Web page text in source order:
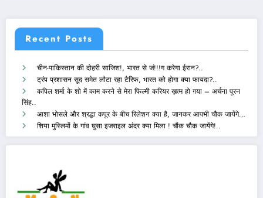
Recent Posts
चीन-पाकिस्तान की दोहरी साजिश!, भारत से जं!!!ग करेगा ईरान?..
ट्रंप प्रशासन सूद समेत लौटा रहा टैरिफ, भारत को होगा क्या फायदा?..
कपिल शर्मा के शो में काम करने से मेरा फिल्मी करियर ख़त्म हो गया – अर्चना पूरन
सिंह..
आशा भोसले और श्रद्धा कपूर के बीच रिलेशन क्या है, जानकर आपभी चौक जायेंगे…
शिया मुस्लिमों के गांव घुसा इजराइल अंदर क्या मिला ! चौंक चौक जायेंगे!..